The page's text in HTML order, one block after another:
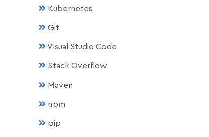
Kubernetes
Git
Visual Studio Code
Stack Overflow
Maven
npm
pip